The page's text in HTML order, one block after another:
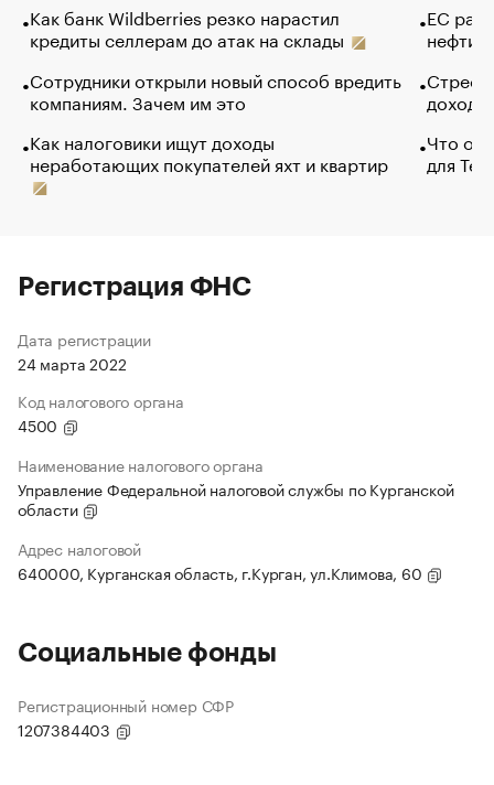
Как банк Wildberries резко нарастил
кредиты селлерам до атак на склады
Сотрудники открыли новый способ вредить
компаниям. Зачем им это
Как налоговики ищут доходы
неработающих покупателей яхт и квартир
ЕС
нефти
Что
для
Регистрация ФНС
Дата регистрации
24 марта 2022
Код налогового органа
4500
Наименование налогового органа
Управление Федеральной налоговой службы по Курганской
области
Адрес налоговой
640000, Курганская область, г.Курган, ул.Климова, 60
Социальные фонды
Регистрационный номер СФР
1207384403